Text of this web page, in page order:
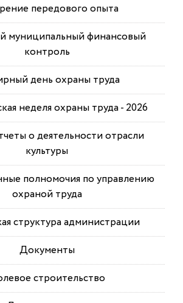
передового опыта
муниципальный финансовый
контроль
день охраны труда
неделя охраны труда - 2026
о деятельности отрасли
культуры
полномочия по управлению
охраной труда
структура администрации
Документы
строительство